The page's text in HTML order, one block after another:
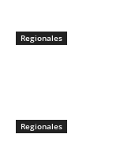
Regionales
Regionales